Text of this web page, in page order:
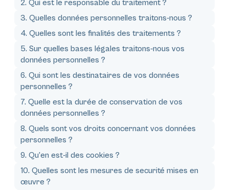
2. Qui est le responsable du traitement ?
3. Quelles données personnelles traitons-nous ?
4. Quelles sont les finalités des traitements ?
5. Sur quelles bases légales traitons-nous vos
données personnelles ?
6. Qui sont les destinataires de vos données
personnelles ?
7. Quelle est la durée de conservation de vos
données personnelles ?
8. Quels sont vos droits concernant vos données
personnelles ?
9. Qu’en est-il des cookies ?
10. Quelles sont les mesures de securité mises en
œuvre ?